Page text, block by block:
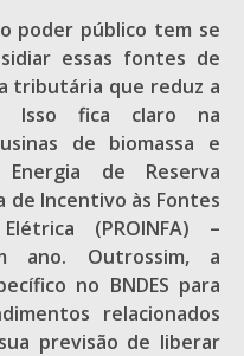
poder público tem se
essas fontes de
tributária que reduz a
Isso fica claro na
de biomassa e
de Reserva
de Incentivo às Fontes
(PROINFA) –
ano. Outrossim, a
no BNDES para
relacionados
previsão de liberar